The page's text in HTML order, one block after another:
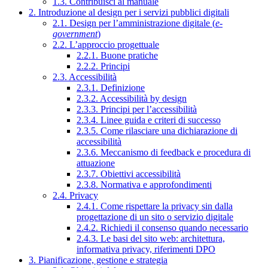
2. Introduzione al design per i servizi pubblici digitali
2.1. Design per l’amministrazione digitale (e-
government)
2.2. L’approccio progettuale
2.2.1. Buone pratiche
2.2.2. Principi
2.3. Accessibilità
2.3.1. Definizione
2.3.2. Accessibilità by design
2.3.3. Principi per l’accessibilità
2.3.4. Linee guida e criteri di successo
2.3.5. Come rilasciare una dichiarazione di
accessibilità
2.3.6. Meccanismo di feedback e procedura di
attuazione
2.3.7. Obiettivi accessibilità
2.3.8. Normativa e approfondimenti
2.4. Privacy
2.4.1. Come rispettare la privacy sin dalla
progettazione di un sito o servizio digitale
2.4.2. Richiedi il consenso quando necessario
2.4.3. Le basi del sito web: architettura,
informativa privacy, riferimenti DPO
3. Pianificazione, gestione e strategia